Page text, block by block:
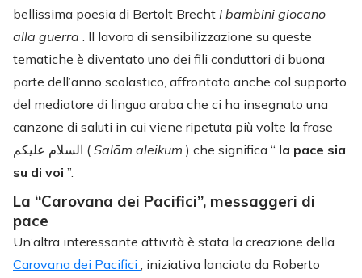
bellissima poesia di Bertolt Brecht I bambini giocano
alla guerra . Il lavoro di sensibilizzazione su queste
tematiche è diventato uno dei fili conduttori di buona
parte dell’anno scolastico, affrontato anche col supporto
del mediatore di lingua araba che ci ha insegnato una
canzone di saluti in cui viene ripetuta più volte la frase
السلام عليكم ( Salām aleikum ) che significa “ la pace sia
su di voi ”.
La “Carovana dei Pacifici”, messaggeri di
pace
Un’altra interessante attività è stata la creazione della
Carovana dei Pacifici , iniziativa lanciata da Roberto